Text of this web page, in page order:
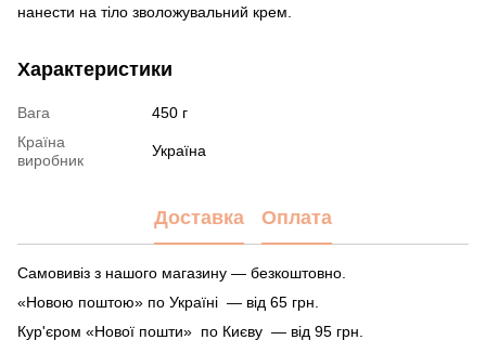
нанести на тіло зволожувальний крем.
Характеристики
Вага
450 г
Країна
виробник
Україна
Доставка Оплата
Самовивіз з нашого магазину — безкоштовно.
«Новою поштою» по Україні — від 65 грн.
Кур'єром «Нової пошти» по Києву — від 95 грн.